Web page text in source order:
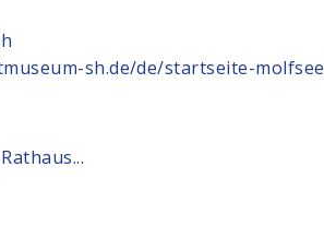
sh.de/de/startseite-molfsee